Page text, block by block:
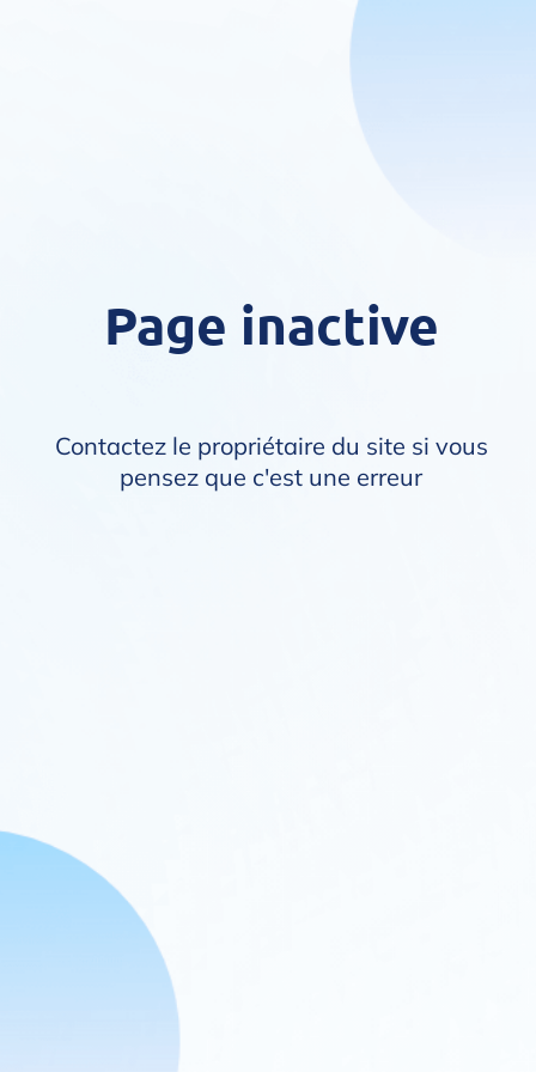
Page inactive
Contactez le propriétaire du site si vous
pensez que c'est une erreur